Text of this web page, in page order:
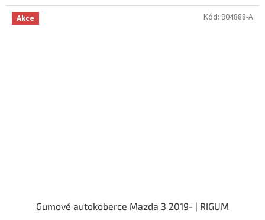
Akce
Gumové autokoberce Mazda 3 2019- | RIGUM
Kód: 904888-A